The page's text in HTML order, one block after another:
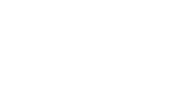
ジを付与しています
す